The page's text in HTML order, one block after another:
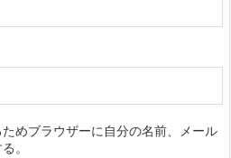
めブラウザーに自分の名前、メール
。